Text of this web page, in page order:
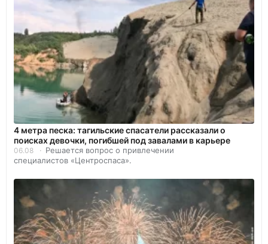
4 метра песка: тагильские спасатели рассказали о
поисках девочки, погибшей под завалами в карьере
06.08
Решается вопрос о привлечении
специалистов «Центроспаса».